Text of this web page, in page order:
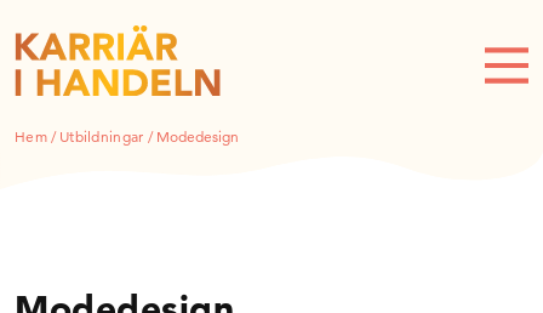
Hem/ Utbildningar / Modedesign